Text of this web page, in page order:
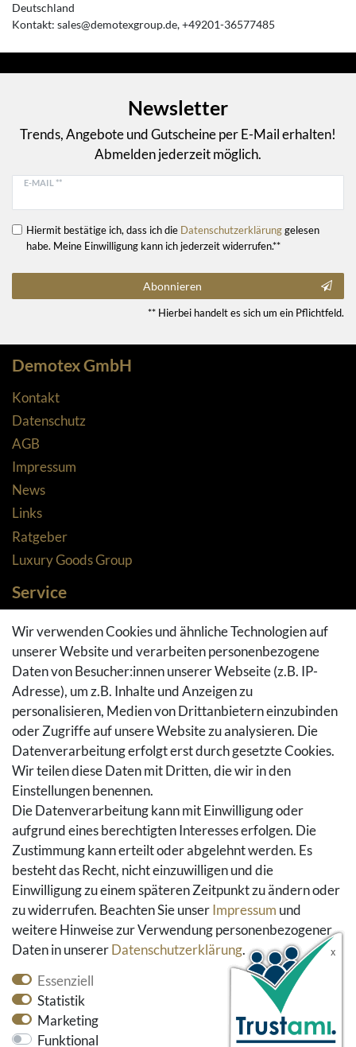
Deutschland
Kontakt: sales@demotexgroup.de +49201-36577485
Newsletter
Trends, Angebote und Gutscheine per E-Mail erhalten!
Abmelden jederzeit möglich.
E-MAIL **
Hiermit bestätige ich, dass ich die Daten­schutz­erklärunggelesen
habe. Meine Einwilligung kann ich jederzeit widerrufen.**
Abonnieren
** Hierbei handelt es sich um ein Pflichtfeld.
Demotex GmbH
Kontakt
Datenschutz
AGB
Impressum
News
Links
Ratgeber
Luxury Goods Group
Service
Zahlungsarten
Versandarten & -kosten
Widerrufsrecht
Rückgaberecht
Vertrag widerrufen
Warenkorb
Hilfe
Social Media
Facebook
Instagram
Pinterest
Youtube
Houzz
Wir verwenden Cookies und ähnliche Technologien auf
unserer Website und verarbeiten personenbezogene
Daten von Besucher:innen unserer Webseite (z.B. IP-
Adresse), um z.B. Inhalte und Anzeigen zu
personalisieren, Medien von Drittanbietern einzubinden
oder Zugriffe auf unsere Website zu analysieren. Die
Datenverarbeitung erfolgt erst durch gesetzte Cookies.
Wir teilen diese Daten mit Dritten, die wir in den
Einstellungen benennen.
Die Datenverarbeitung kann mit Einwilligung oder
aufgrund eines berechtigten Interesses erfolgen. Die
Zustimmung kann erteilt oder abgelehnt werden. Es
besteht das Recht, nicht einzuwilligen und die
Einwilligung zu einem späteren Zeitpunkt zu ändern oder
zu widerrufen. Beachten Sie unserImpressum und
weitere Hinweise zur Verwendung personenbezogener
Daten in unsererDaten­schutz­erklärung.
Essenziell
Statistik
Marketing
Funktional